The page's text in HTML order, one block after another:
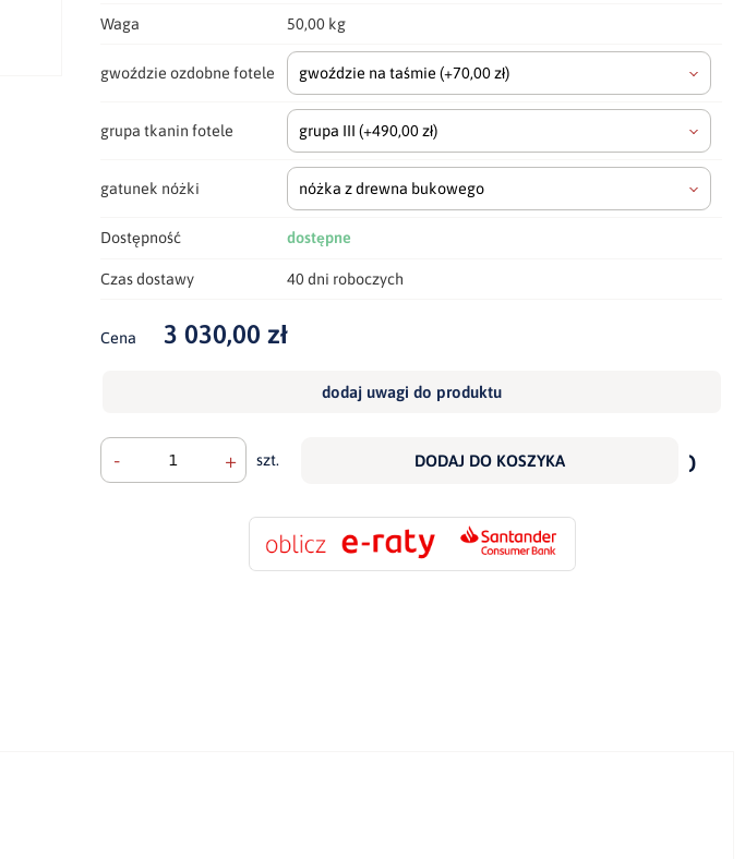
Waga 50,00 kg
gwoździe ozdobne fotele gwoździe na taśmie(+70,00 zł)
grupa tkanin fotele grupa III(+490,00 zł)
gatunek nóżki nóżka z drewna bukowego
Dostępność dostępne
Czas dostawy 40 dni roboczych
Cena 3 030,00 zł
dodaj uwagi do produktu
- + szt. DODAJ DO KOSZYKA
do